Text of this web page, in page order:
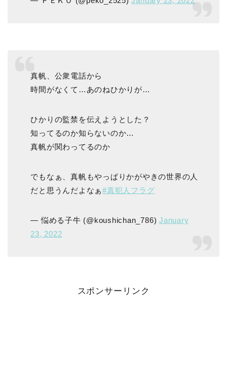
真帆、公衆電話から
時間がなくて…あのねひかりが…
ひかりの監禁を伝えようとした？
知ってるのか知らないのか…
真帆が関わってるのか
でもなぁ、真帆もやっぱりかがやきの世界の人
だと思うんだよなぁ#真犯人フラグ
— 悩める子牛 (@koushichan_786)January
23, 2022
スポンサーリンク